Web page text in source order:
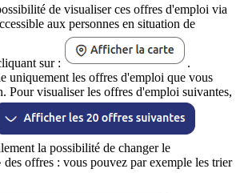
de visualiser ces offres d'emploi via
aux personnes en situation de
sur :
.
uniquement les offres d'emploi que vous
Pour visualiser les offres d'emploi suivantes,
la possibilité de changer le
des offres : vous pouvez par exemple les trier